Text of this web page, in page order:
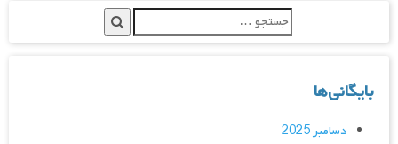
بایگانی‌ها
دسامبر 2025